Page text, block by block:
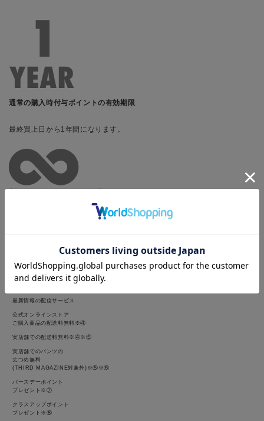
通常の購入時付与ポイントの有効期限
最終買上日から1年間になります。
年間ご購入金額※①
商品ご購入時のポイント
最新情報の配信サービス
公式オンラインストア
ご購入商品の配送料無料※④
実店舗での配送料無料※④※⑤
実店舗でのパンツの
丈つめ無料
(THIRD MAGAZINE対象外)※⑤※⑥
バースデーポイント
プレゼント※⑦
クラスアップポイント
プレゼント※⑧